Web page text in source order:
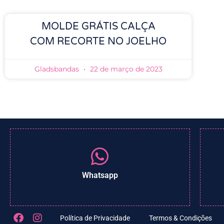
MOLDE GRÁTIS CALÇA
COM RECORTE NO JOELHO
Gladsbandas 22 de março de 2023
Whatsapp
Política de Privacidade Termos & Condições